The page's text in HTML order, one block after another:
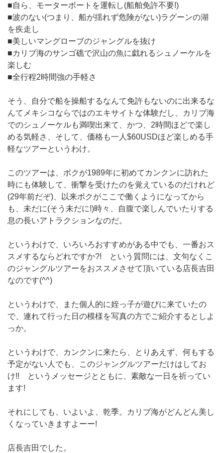
■自ら、モーターボートを運転し(船舶免許不要!)
■波のない(つまり、船が揺れず危険がない)ラグーンの湖
を疾走し
■美しいマングローブのジャングルを抜け
■カリブ海のサンゴ礁で沢山の魚に戯れるシュノーケルを
楽しむ
■全行程2時間強の手軽さ
そう、自分で船を操船するなんて免許もないのに出来るな
んてメキシコならではのエキサイトな体験だし、カリブ海
でのシュノーケルも満喫出来て、かつ、2時間ほどで楽し
める気軽さ、そして、価格も一人$60USDほど楽しめる手
軽なツアーというわけ。
このツアーは、ボクが1989年に初めてカンクンに訪れた
時にも体験して、衝撃を受けたのを覚えているのだけれど
(29年前だぞ)、以来ボクがここで働くようになってから
も、未だに(そう未だに!)時々、自腹で楽しんでいたりする
息の長いアトラクションなのだ。
というわけで、いろいろおすすめがある中でも、一番おス
スメするならどれですか?! という質問には、文句なくこ
のジャングルツアーをおススメさせて頂いている店長吉田
なのです(^^)
というわけで、また個人的に姪っ子が遊びに来ていたの
で、連れて行った日の模様を写真の方でご紹介するとしよ
っか。
というわけで、カンクンに来たら、とりあえず、何もする
予定がない人でも、このジャングルツアーだけはしてお
け!! というメッセージとともに、素敵な一日を祈ってい
ます!
それにしても、いよいよ、乾季。カリブ海がどんどん美し
くなっていきますよーー!
店長吉田でした。